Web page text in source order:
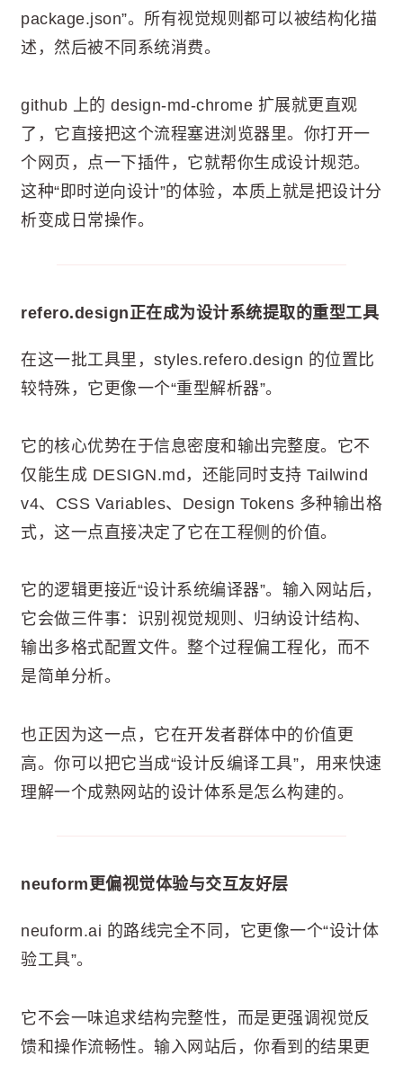
package.json”。所有视觉规则都可以被结构化描
述，然后被不同系统消费。
github 上的 design-md-chrome 扩展就更直观
了，它直接把这个流程塞进浏览器里。你打开一
个网页，点一下插件，它就帮你生成设计规范。
这种“即时逆向设计”的体验，本质上就是把设计分
析变成日常操作。
refero.design正在成为设计系统提取的重型工具
在这一批工具里，styles.refero.design 的位置比
较特殊，它更像一个“重型解析器”。
它的核心优势在于信息密度和输出完整度。它不
仅能生成 DESIGN.md，还能同时支持 Tailwind
v4、CSS Variables、Design Tokens 多种输出格
式，这一点直接决定了它在工程侧的价值。
它的逻辑更接近“设计系统编译器”。输入网站后，
它会做三件事：识别视觉规则、归纳设计结构、
输出多格式配置文件。整个过程偏工程化，而不
是简单分析。
也正因为这一点，它在开发者群体中的价值更
高。你可以把它当成“设计反编译工具”，用来快速
理解一个成熟网站的设计体系是怎么构建的。
neuform更偏视觉体验与交互友好层
neuform.ai 的路线完全不同，它更像一个“设计体
验工具”。
它不会一味追求结构完整性，而是更强调视觉反
馈和操作流畅性。输入网站后，你看到的结果更